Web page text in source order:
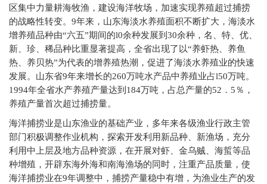
区集中力量耕海牧渔，建设海洋牧场，加速实现养殖超过捕捞
的战略性转变。9年来，山东海淡水养殖面积不断扩大，海淡水
增养殖品种由“六五”期间的l0余种发展到30余种，名、特、优、
新、珍、稀品种比重显著提高，全省出现了以“养虾热、养鱼
热、养贝热”为代表的增养殖热潮，促进了海淡水养殖业的快速
发展。山东省9年来增长的260万吨水产品中养殖业占l50万吨。
1994年全省水产养殖产量达到184万吨，占总产量的52．5％，
养殖产量首次超过捕捞量。
海洋捕捞业是山东渔业的基础产业，多年来各级渔业行政主管
部门积极调整作业机构，探索开发利用新品种、新渔场，充分
利用中上层及地方品种资源，在开展对虾、金乌贼、海蜇等品
种增殖，开辟东海外海和南海渔场的同时，注重产品质量，使
海洋捕捞业在9年调整中，捕捞产量稳中有增，为渔业生产的发